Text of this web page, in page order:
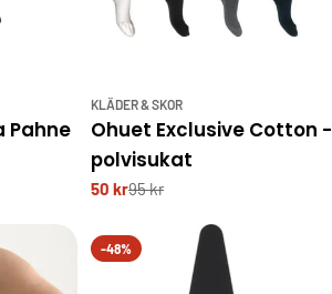
Pahne
KLÄDER & SKOR
Ohuet Exclusive Cotton -
polvisukat
50 kr95 kr
-48%